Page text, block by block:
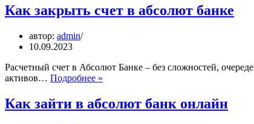
Как закрыть счет в абсолют банке
автор: admin
10.09.2023
Расчетный счет в Абсолют Банке – без сложностей,
активов… Подробнее »
в
Как зайти в абсолют банк онлайн